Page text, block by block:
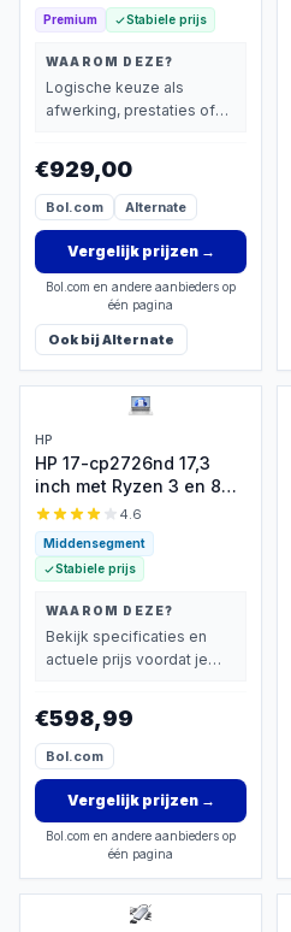
Premium Stabiele prijs
WAAROM DEZE?
Logische keuze als
afwerking, prestaties of
€929,00
Bol.com Alternate
Vergelijk prijzen→
Bol.com en andere aanbieders op
één pagina
Ook bijAlternate
HP
HP 17-cp2726nd 17,3
inch met Ryzen 3 en 8
GB
4.6
Middensegment
Stabiele prijs
WAAROM DEZE?
Bekijk specificaties en
actuele prijs voordat je
€598,99
Bol.com
Vergelijk prijzen→
Bol.com en andere aanbieders op
één pagina